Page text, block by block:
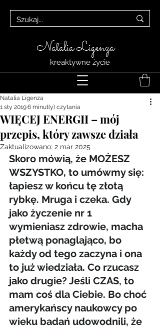
Natalia Ligenza
kreaktywne życie
WIĘCEJ ENERGII – mój
przepis, który zawsze działa
Natalia Ligenza
1 sty 20196 minut(y) czytania
Zaktualizowano: 2 mar 2025
Skoro mówią, że MOŻESZ
WSZYSTKO, to umówmy się:
łapiesz w końcu tę złotą
rybkę. Mruga i czeka. Gdy
jako życzenie nr 1
wymieniasz zdrowie, macha
płetwą ponaglająco, bo
każdy od tego zaczyna i ona
to już wiedziała. Co rzucasz
jako drugie? Jeśli CZAS, to
mam coś dla Ciebie. Bo choć
amerykańscy naukowcy po
wieku badań udowodnili, że